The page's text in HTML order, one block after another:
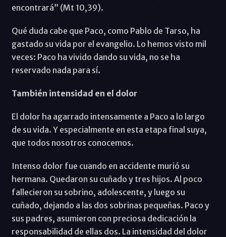
encontrará” (Mt 10,39).
Qué duda cabe que Paco, como Pablo de Tarso, ha
gastado su vida por el evangelio. Lo hemos visto mil
veces: Paco ha vivido dando su vida, no se ha
reservado nada para sí.
También intensidad en el dolor
El dolor ha agarrado intensamente a Paco a lo largo
de su vida. Y especialmente en esta etapa final suya,
que todos nosotros conocemos.
Intenso dolor fue cuando en accidente murió su
hermana. Quedaron su cuñado y tres hijos. Al poco
fallecieron su sobrino, adolescente, y luego su
cuñado, dejando a las dos sobrinas pequeñas. Paco y
sus padres, asumieron con preciosa dedicación la
responsabilidad de ellas dos. La intensidad del dolor